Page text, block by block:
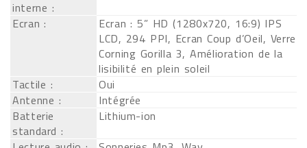
interne :
Ecran :
Ecran : 5” HD (1280x720, 16:9) IPS
LCD, 294 PPI, Ecran Coup d’Oeil, Verre
Corning Gorilla 3, Amélioration de la
lisibilité en plein soleil
Tactile :
Oui
Antenne :
Intégrée
Batterie
standard :
Lithium-ion